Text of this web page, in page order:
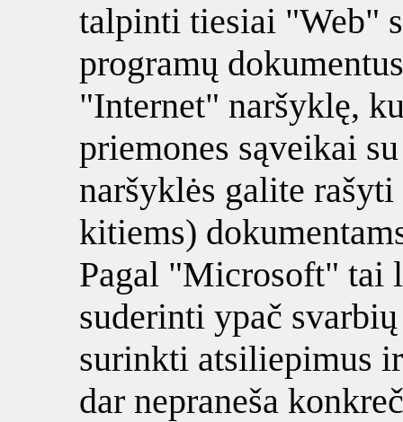
talpinti tiesiai "Web"
programų
"Internet" naršyklę,
priemones sąveikai
naršyklės galite
kitiems)
Pagal "Microsoft" tai
suderinti ypač
surinkti atsiliepimus
dar nepraneša